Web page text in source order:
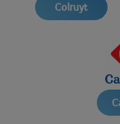
Colruyt